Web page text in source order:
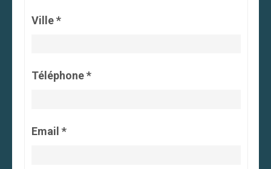
Ville *
Téléphone *
Email *